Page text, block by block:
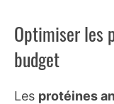
Optimiser les
budget
Les protéines